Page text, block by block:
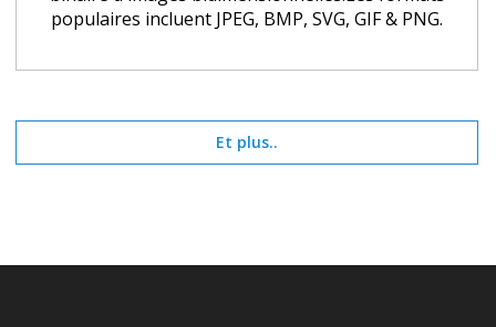
populaires incluent JPEG, BMP, SVG, GIF & PNG.
Et plus..